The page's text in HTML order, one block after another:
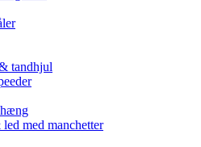
tandhjul
med manchetter